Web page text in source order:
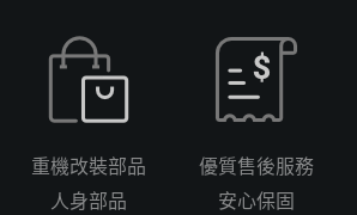
重機改裝部品
人身部品
優質售後服務
安心保固